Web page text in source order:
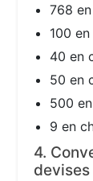
768
100
40 en
50 en
500
9 en
4.
devises